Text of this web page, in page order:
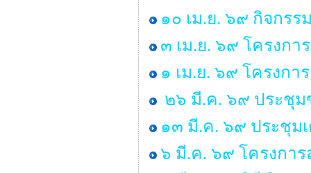
๑๐ เม.ย. ๖๙ กิจกร
๓ เม.ย. ๖๙ โครงก
๑ เม.ย. ๖๙ โครงก
๒๖ มี.ค. ๖๙ ประชุม
๑๓ มี.ค. ๖๙ ประชุม
๖ มี.ค. ๖๙ โครงกา